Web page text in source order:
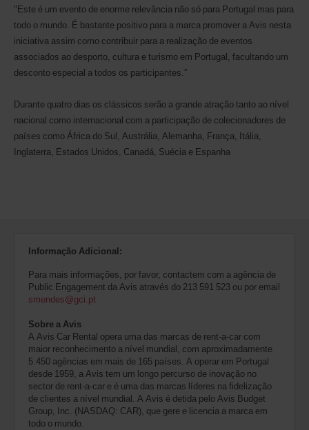
"Este é um evento de enorme relevância não só para Portugal mas para
todo o mundo. É bastante positivo para a marca promover a Avis nesta
iniciativa assim como contribuir para a realização de eventos
associados ao desporto, cultura e turismo em Portugal, facultando um
desconto especial a todos os participantes.”
Durante quatro dias os clássicos serão a grande atração tanto ao nível
nacional como internacional com a participação de colecionadores de
países como África do Sul, Austrália, Alemanha, França, Itália,
Inglaterra, Estados Unidos, Canadá, Suécia e Espanha
Informação Adicional:
Para mais informações, por favor, contactem com a agência de
Public Engagement da Avis através do 213 591 523 ou por email
smendes@gci.pt
Sobre a Avis
A Avis Car Rental opera uma das marcas de rent-a-car com
maior reconhecimento a nível mundial, com aproximadamente
5.450 agências em mais de 165 países. A operar em Portugal
desde 1959, a Avis tem um longo percurso de inovação no
sector de rent-a-car e é uma das marcas líderes na fidelização
de clientes a nível mundial. A Avis é detida pelo Avis Budget
Group, Inc. (NASDAQ: CAR), que gere e licencia a marca em
todo o mundo.